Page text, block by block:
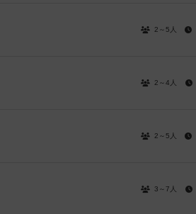
2～5人
2～4人
2～5人
3～7人